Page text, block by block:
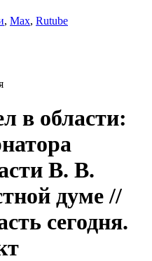
, Max, Rutube
в области:
В. В.
думе //
сегодня.